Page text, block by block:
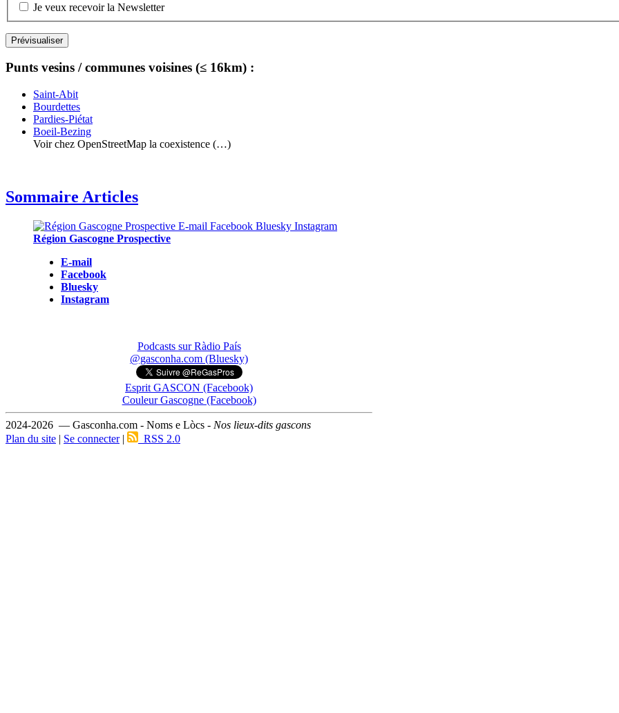
Je veux recevoir la Newsletter
Punts vesins / communes voisines (≤ 16km) :
Saint-Abit
Bourdettes
Pardies-Piétat
Boeil-Bezing
Voir chez OpenStreetMap la coexistence (…)
Sommaire Articles
Région Gascogne Prospective
E-mail
Facebook
Bluesky
Instagram
Podcasts sur Ràdio País
@gasconha.com (Bluesky)
Esprit GASCON (Facebook)
Couleur Gascogne (Facebook)
2024-2026 — Gasconha.com - Noms e Lòcs - Nos lieux-dits gascons
Plan du site | Se connecter| RSS 2.0